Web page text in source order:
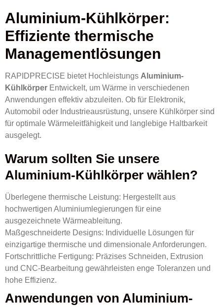
Aluminium-Kühlkörper:
Effiziente thermische
Managementlösungen
RAPIDPRECISE bietet Hochleistungs Aluminium-
Kühlkörper Entwickelt, um Wärme in verschiedenen
Anwendungen effektiv abzuleiten. Ob für Elektronik,
Automobil oder Industrieausrüstung, unsere Kühlkörper sind
für optimale Wärmeleitfähigkeit und langlebige Haltbarkeit
ausgelegt.
Warum sollten Sie unsere
Aluminium-Kühlkörper wählen?
Überlegene thermische Leistung: Hergestellt aus
hochwertigen Aluminiumlegierungen für eine
ausgezeichnete Wärmeableitung.
Maßgeschneiderte Designs: Individuelle Lösungen für
einzigartige thermische und dimensionale Anforderungen.
Fortschrittliche Fertigung: Präzises Schneiden, Extrusion
und CNC-Bearbeitung gewährleisten enge Toleranzen und
hohe Effizienz.
Anwendungen von Aluminium-